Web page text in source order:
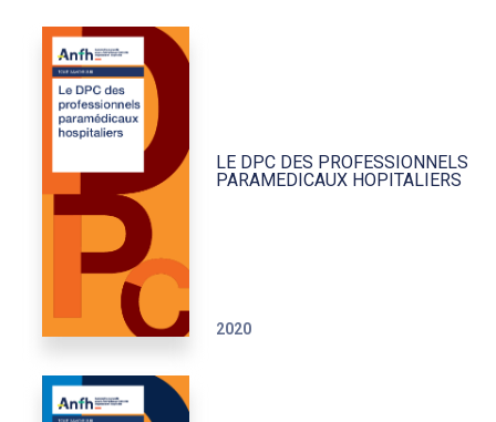
LE DPC DES PROFESSIONNELS
PARAMEDICAUX HOPITALIERS
2020